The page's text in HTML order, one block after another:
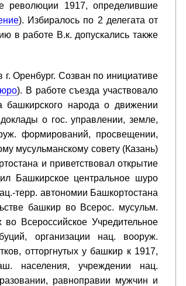
революции 1917, определившие
). Избиралось по 2 делегата от
в работе В.к. допускались также
Оренбург. Созван по инициативе
). В работе съезда участвовало
народа о движении
о гос. управлении, земле,
формирований, просвещении,
мусульманскому совету (Казань)
и приветствовал открытие
Башкирское центральное шуро
терр. автономии Башкортостана
башкир во Всерос. мусульм.
Всероссийское Учредительное
организации нац. вооруж.
отторгнутых у башкир к 1917,
населения, учреждении нац.
равноправии мужчин и